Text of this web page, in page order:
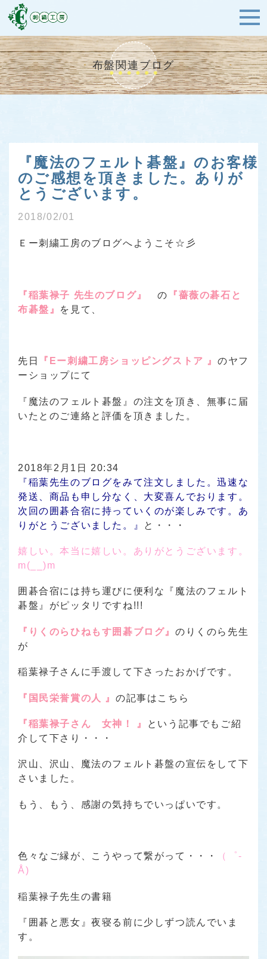
布盤関連ブログ
『魔法のフェルト碁盤』のお客様
のご感想を頂きました。ありが
とうございます。
2018/02/01
Ｅー刺繍工房のブログへようこそ☆彡
『稲葉禄子 先生のブログ』 の
『薔薇の碁石と
布碁盤』 を見て、
先日 『Eー刺繍工房ショッピングストア 』のヤフ
ーショップにて
『魔法のフェルト碁盤』の注文を頂き、無事に届
いたとのご連絡と評価を頂きました。
2018年2月1日 20:34
『稲葉先生のブログをみて注文しました。迅速な
発送、商品も申し分なく、大変喜んでおります。
次回の囲碁合宿に持っていくのが楽しみです。あ
りがとうございました。』
と・・・
嬉しい。本当に嬉しい。ありがとうございます。
m(__)m
囲碁合宿には持ち運びに便利な『魔法のフェルト
碁盤』がピッタリですね!!!
『りくのらひねもす囲碁ブログ』 のりくのら先生
が
稲葉禄子さんに手渡して下さったおかげです。
『国民栄誉賞の人 』の記事はこちら
『稲葉禄子さん 女神！ 』
という記事でもご紹
介して下さり・・・
沢山、沢山、魔法のフェルト碁盤の宣伝をして下
さいました。
もう、もう、感謝の気持ちでいっぱいです。
色々なご縁が、こうやって繋がって・・・
（゜-
Å)
稲葉禄子先生の書籍
『囲碁と悪女』夜寝る前に少しずつ読んでいま
す。